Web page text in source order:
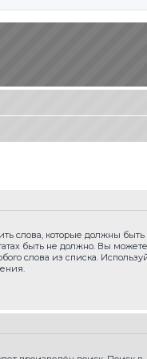
слова, которые должны быть
быть не должно. Вы можете
слова из списка.